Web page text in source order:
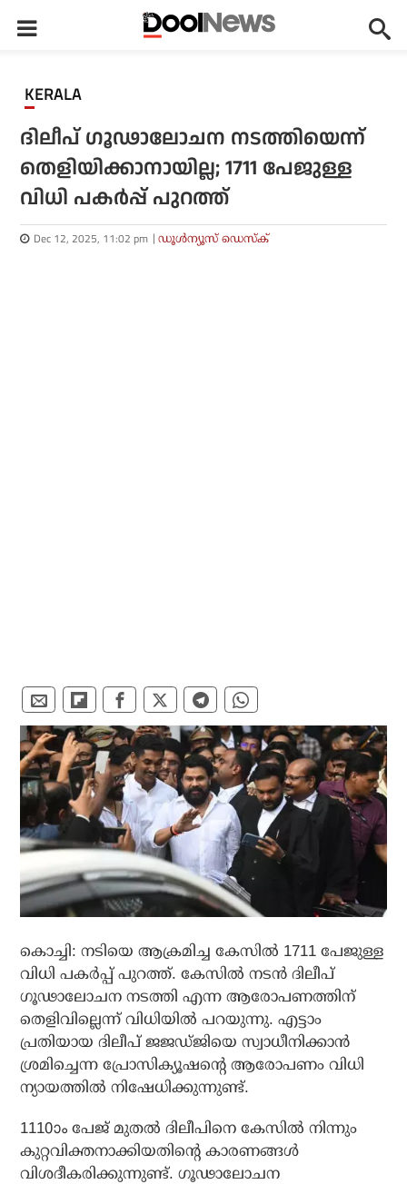
KERALA
ദിലീപ് ഗൂഢാലോചന നടത്തിയെന്ന്
തെളിയിക്കാനായില്ല; 1711 പേജുള്ള
വിധി പകര്‍പ്പ് പുറത്ത്
Dec 12, 2025, 11:02 pm ഡൂള്‍ന്യൂസ് ഡെസ്‌ക്
കൊച്ചി: നടിയെ ആക്രമിച്ച കേസില്‍ 1711 പേജുള്ള
വിധി പകര്‍പ്പ് പുറത്ത്. കേസില്‍ നടന്‍ ദിലീപ്
ഗൂഢാലോചന നടത്തി എന്ന ആരോപണത്തിന്
തെളിവില്ലെന്ന് വിധിയില്‍ പറയുന്നു. എട്ടാം
പ്രതിയായ ദിലീപ് ജജഡ്ജിയെ സ്വാധീനിക്കാന്‍
ശ്രമിച്ചെന്ന പ്രോസിക്യൂഷന്റെ ആരോപണം വിധി
ന്യായത്തില്‍ നിഷേധിക്കുന്നുണ്ട്.
1110ാം പേജ് മുതല്‍ ദിലീപിനെ കേസില്‍ നിന്നും
കുറ്റവിക്തനാക്കിയതിന്റെ കാരണങ്ങള്‍
വിശദീകരിക്കുന്നുണ്ട്. ഗൂഢാലോചന